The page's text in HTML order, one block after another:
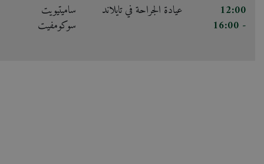
12:00
- 16:00
عيادة الجراحة في تايلاند
ساميتيويت
سوكومفيت